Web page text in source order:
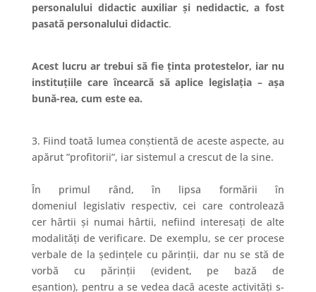
personalului didactic auxiliar și nedidactic, a fost
pasată personalului didactic.
Acest lucru ar trebui să fie ținta protestelor, iar nu
instituțiile care încearcă să aplice legislația – așa
bună-rea, cum este ea.
3. Fiind toată lumea conștientă de aceste aspecte, au
apărut ”profitorii”, iar sistemul a crescut de la sine.
În primul rând, în lipsa formării în
domeniul legislativrespectiv, cei care controlează
cer hârtii și numai hârtii, nefiind interesați de alte
modalități de verificare. De exemplu, se cer procese
verbale de la ședințele cu părinții, dar nu se stă de
vorbă cu părinții (evident, pe bază de
eșantion), pentru a se vedea dacă aceste activități s-